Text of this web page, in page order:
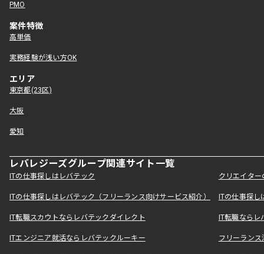
PMO
案件特徴
高単価
実務経験が浅い方OK
エリア
東京都(23区)
大阪
愛知
レバレジーズグループ関連サイト一覧
ITの仕事探しはレバテック クリエイタ
ITの仕事探しはレバテック（フリーランス向けサービス紹介） ITの仕事探
IT転職スカウトならレバテックダイレクト IT転職なら
ITエンジニア就活ならレバテックルーキー フリーラン